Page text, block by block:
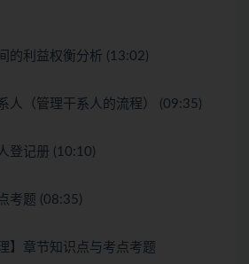
的利益权衡分析 (13:02)
人（管理干系人的流程） (09:35)
登记册 (10:10)
考题 (08:35)
】章节知识点与考点考题